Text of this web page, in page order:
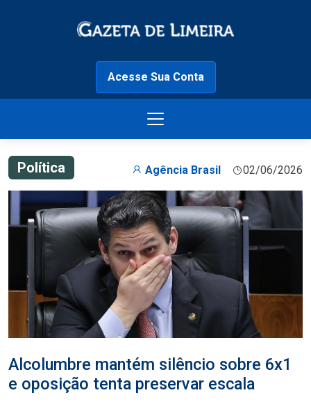
Acesse Sua Conta
Política Agência Brasil 02/06/2026
Alcolumbre mantém silêncio sobre 6x1
e oposição tenta preservar escala